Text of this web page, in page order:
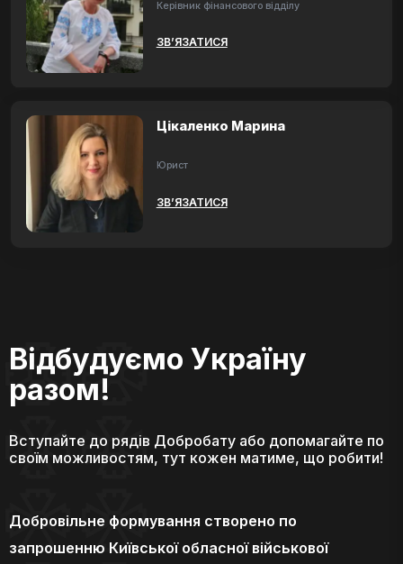
Керівник фінансового відділу
ЗВ’ЯЗАТИСЯ
Цікаленко Марина
Юрист
ЗВ’ЯЗАТИСЯ
Відбудуємо Україну
разом!
Вступайте до рядів Добробату або допомагайте по
своїм можливостям, тут кожен матиме, що робити!
Добровільне формування створено по
запрошенню Київської обласної військової